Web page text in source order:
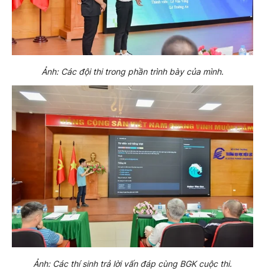
Ảnh: Các đội thi trong phần trình bày của mình.
Ảnh: Các thí sinh trả lời vấn đáp cùng BGK cuộc thi.